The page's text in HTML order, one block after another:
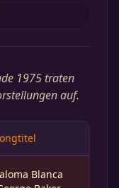
1975 traten
auf.
Blanca